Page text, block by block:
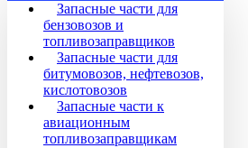
Запасные части для
бензовозов и
топливозаправщиков
Запасные части для
битумовозов, нефтевозов,
кислотовозов
Запасные части к
авиационным
топливозаправщикам